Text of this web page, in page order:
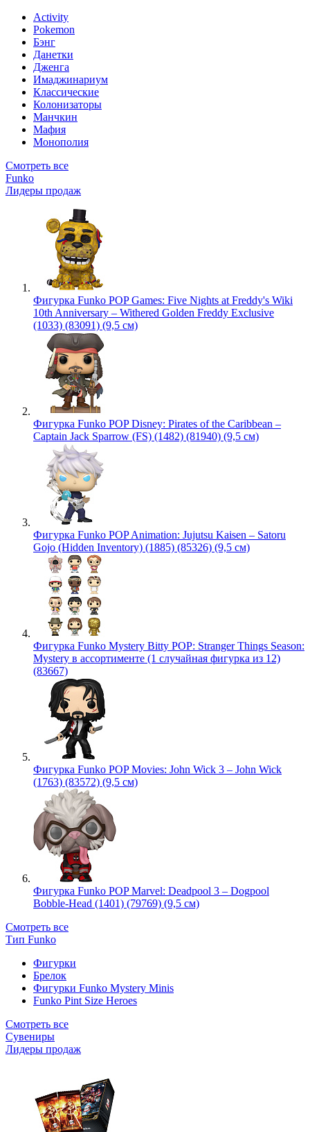
Activity
Pokemon
Бэнг
Данетки
Дженга
Имаджинариум
Классические
Колонизаторы
Манчкин
Мафия
Монополия
Смотреть все
Funko
Лидеры продаж
Фигурка Funko POP Games: Five Nights at Freddy's Wiki
10th Anniversary – Withered Golden Freddy Exclusive
(1033) (83091) (9,5 см)
Фигурка Funko POP Disney: Pirates of the Caribbean –
Captain Jack Sparrow (FS) (1482) (81940) (9,5 см)
Фигурка Funko POP Animation: Jujutsu Kaisen – Satoru
Gojo (Hidden Inventory) (1885) (85326) (9,5 см)
Фигурка Funko Mystery Bitty POP: Stranger Things Season:
Mystery в ассортименте (1 случайная фигурка из 12)
(83667)
Фигурка Funko POP Movies: John Wick 3 – John Wick
(1763) (83572) (9,5 см)
Фигурка Funko POP Marvel: Deadpool 3 – Dogpool
Bobble-Head (1401) (79769) (9,5 см)
Смотреть все
Тип Funko
Фигурки
Брелок
Фигурки Funko Mystery Minis
Funko Pint Size Heroes
Смотреть все
Сувениры
Лидеры продаж